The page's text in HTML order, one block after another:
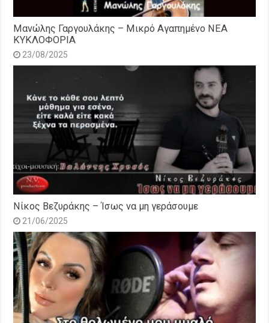
Μανώλης Γαργουλάκης – Μικρό Αγαπημένο NEΑ
ΚΥΚΛΟΦΟΡΙΑ
23/08/2025
Νίκος Βεζυράκης – Ίσως να μη γεράσουμε
21/06/2025